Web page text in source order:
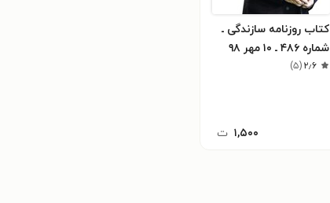
کتاب روزنامه سازندگی ـ
شماره ۴۸۶ ـ ۱۰ مهر ۹۸
۲٫۶(۵)
۱,۵۰۰ ت